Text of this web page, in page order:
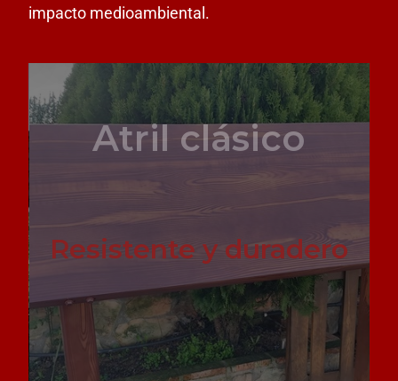
impacto medioambiental.
Atril clásico
Resistente y duradero